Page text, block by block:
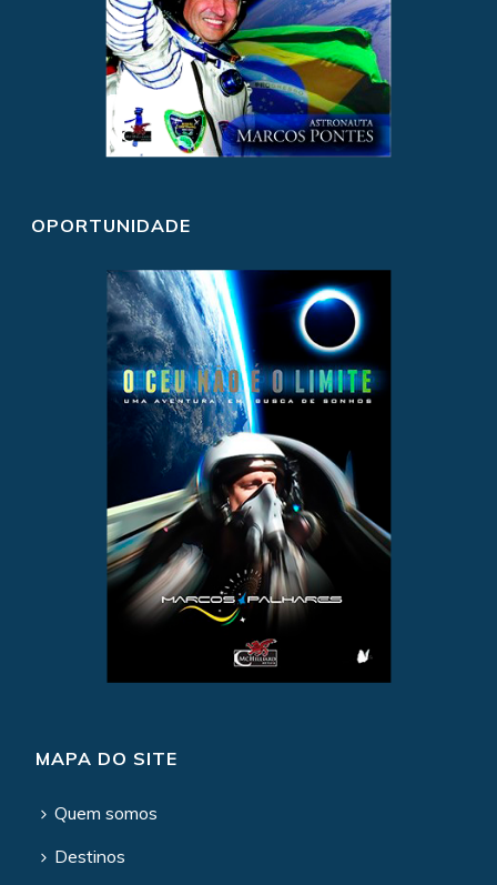
OPORTUNIDADE
MAPA DO SITE
Quem somos
Destinos